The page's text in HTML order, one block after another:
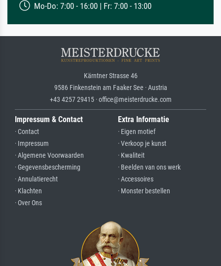
Mo-Do: 7:00 - 16:00 | Fr: 7:00 - 13:00
Kärntner Strasse 46
9586 Finkenstein am Faaker See · Austria
+43 4257 29415 · office@meisterdrucke.com
Impressum & Contact
· Contact
· Impressum
· Algemene Voorwaarden
· Gegevensbescherming
· Annulatierecht
· Klachten
· Over Ons
Extra Informatie
· Eigen motief
· Verkoop je kunst
· Kwaliteit
· Beelden van ons werk
· Accessoires
· Monster bestellen